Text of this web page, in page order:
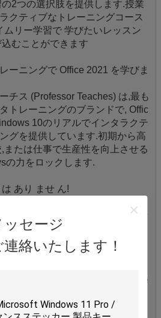
ッセージ
絡いたします！
2つの選択肢を提供します.授業
クティブなトレーニングコース
ムリー学習で 学びたいレッスン
むことができます
ーニングで Office 2021 を学びま
チス (Professor Teaches) は,最も
トレーニングのブランドで, Offic
10のリアルでインタラクテ
グを提供しています.初期から高
または仕事で生産性を向上させる
の力をロックします.
あり ませ ん!
は,学習したことの100%を記憶
います.スキル評価は,トレーニン
ストで知識を評価することがで
再び利用して,あなたの知識を
を特定することができます. 章
レッスンのチェックマークがあ
ナル・ボイス・ナレーションは学
たを導きます. その他の機能に
す.インデックス&検索.